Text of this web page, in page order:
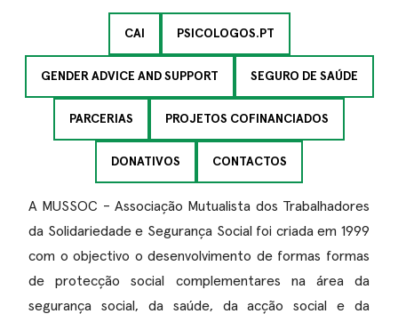
CAI PSICOLOGOS.PT
GENDER ADVICE AND SUPPORT SEGURO DE SAÚDE
PARCERIAS PROJETOS COFINANCIADOS
DONATIVOS CONTACTOS
A MUSSOC - Associação Mutualista dos Trabalhadores
da Solidariedade e Segurança Social foi criada em 1999
com o objectivo o desenvolvimento de formas formas
de protecção social complementares na área da
segurança social, da saúde, da acção social e da